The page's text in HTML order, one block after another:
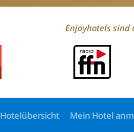
Enjoyhotels sind
Hotelübersicht Mein Hotel